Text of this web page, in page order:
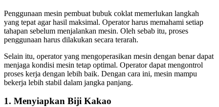
Penggunaan mesin pembuat bubuk coklat memerlukan langkah
yang tepat agar hasil maksimal. Operator harus memahami setiap
tahapan sebelum menjalankan mesin. Oleh sebab itu, proses
penggunaan harus dilakukan secara terarah.
Selain itu, operator yang mengoperasikan mesin dengan benar dapat
menjaga kondisi mesin tetap optimal. Operator dapat mengontrol
proses kerja dengan lebih baik. Dengan cara ini, mesin mampu
bekerja lebih stabil dalam jangka panjang.
1. Menyiapkan Biji Kakao